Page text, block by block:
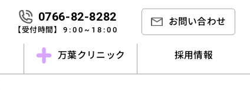
0766-82-8282
【受付時間】 9:00~18:00
お問い合わせ
万葉クリニック 採用情報